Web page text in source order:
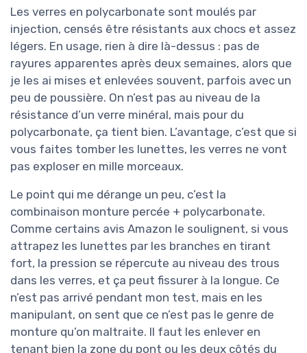
Les verres en polycarbonate sont moulés par
injection, censés être résistants aux chocs et assez
légers. En usage, rien à dire là-dessus : pas de
rayures apparentes après deux semaines, alors que
je les ai mises et enlevées souvent, parfois avec un
peu de poussière. On n’est pas au niveau de la
résistance d’un verre minéral, mais pour du
polycarbonate, ça tient bien. L’avantage, c’est que si
vous faites tomber les lunettes, les verres ne vont
pas exploser en mille morceaux.
Le point qui me dérange un peu, c’est la
combinaison monture percée + polycarbonate.
Comme certains avis Amazon le soulignent, si vous
attrapez les lunettes par les branches en tirant
fort, la pression se répercute au niveau des trous
dans les verres, et ça peut fissurer à la longue. Ce
n’est pas arrivé pendant mon test, mais en les
manipulant, on sent que ce n’est pas le genre de
monture qu’on maltraite. Il faut les enlever en
tenant bien la zone du pont ou les deux côtés du